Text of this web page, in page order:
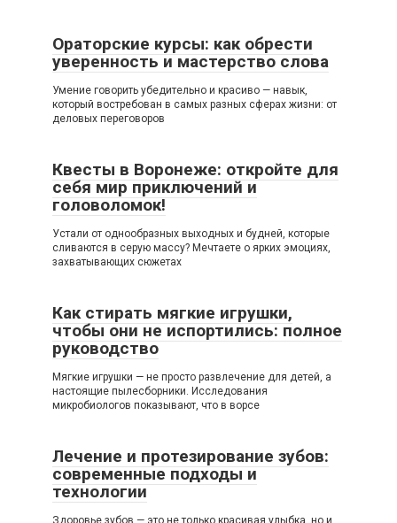
Ораторские курсы: как обрести
уверенность и мастерство слова
Умение говорить убедительно и красиво — навык,
который востребован в самых разных сферах жизни: от
деловых переговоров
Квесты в Воронеже: откройте для
себя мир приключений и
головоломок!
Устали от однообразных выходных и будней, которые
сливаются в серую массу? Мечтаете о ярких эмоциях,
захватывающих сюжетах
Как стирать мягкие игрушки,
чтобы они не испортились: полное
руководство
Мягкие игрушки — не просто развлечение для детей, а
настоящие пылесборники. Исследования
микробиологов показывают, что в ворсе
Лечение и протезирование зубов:
современные подходы и
технологии
Здоровье зубов — это не только красивая улыбка, но и